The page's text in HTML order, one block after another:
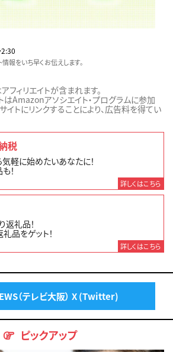
報をいち早くお伝えします。
フィリエイトが含まれます。
はAmazonアソシエイト・プログラムに参加
イトにリンクすることにより、広告料を得てい
税
気軽に始めたいあなたに！
！
詳しくはこちら
返礼品！
品をゲット！
詳しくはこちら
（テレビ大阪） X (Twitter)
ピックアップ